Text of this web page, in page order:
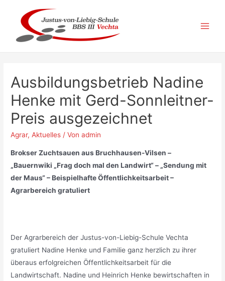
springen
Ausbildungsbetrieb Nadine
Henke mit Gerd-Sonnleitner-
Preis ausgezeichnet
Agrar,Aktuelles / Vonadmin
Brokser Zuchtsauen aus Bruchhausen-Vilsen –
„Bauernwiki „Frag doch mal den Landwirt“ – „Sendung mit
der Maus“ – Beispielhafte Öffentlichkeitsarbeit –
Agrarbereich gratuliert
Der Agrarbereich der Justus-von-Liebig-Schule Vechta
gratuliert Nadine Henke und Familie ganz herzlich zu ihrer
überaus erfolgreichen Öffentlichkeitsarbeit für die
Landwirtschaft. Nadine und Heinrich Henke bewirtschaften in